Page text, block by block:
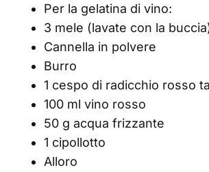
Per la gelatina di vino:
3 mele (lavate con la
Cannella in polvere
Burro
1 cespo di radicchio rosso
100 ml vino rosso
50 g acqua frizzante
1 cipollotto
Alloro